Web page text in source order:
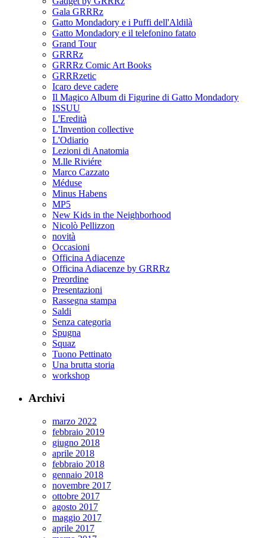
Gala GRRRz
Gatto Mondadory e i Puffi dell'Aldilà
Gatto Mondadory e il telefonino fatato
Grand Tour
GRRRz
GRRRz Comic Art Books
GRRRzetic
Icaro deve cadere
Il Magico Album di Figurine di Gatto Mondadory
ISSUU
L'Eredità
L'Invention collective
L'Odiario
Lezioni di Anatomia
M.lle Riviére
Marco Cazzato
Méduse
Minus Habens
MP5
New Kids in the Neighborhood
Nicolò Pellizzon
novità
Occasioni
Officina Adiacenze
Officina Adiacenze by GRRRz
Preordine
Presentazioni
Rassegna stampa
Saldi
Senza categoria
Spugna
Squaz
Tuono Pettinato
Una brutta storia
workshop
Archivi
marzo 2022
febbraio 2019
giugno 2018
aprile 2018
febbraio 2018
gennaio 2018
novembre 2017
ottobre 2017
agosto 2017
maggio 2017
aprile 2017